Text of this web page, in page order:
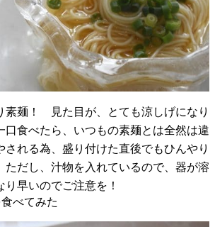
素麺！ 見た目が、とても涼しげになり
口食べたら、いつもの素麺とは全然は違
れる為、盛り付けた直後でもひんやり
ただし、汁物を入れているので、器が溶
早いのでご注意を！
べてみた